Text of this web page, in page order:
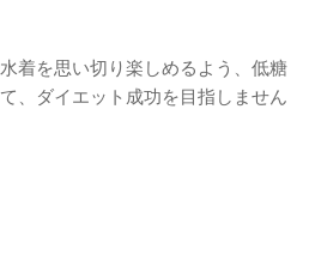
着を思い切り楽しめるよう、低糖
、ダイエット成功を目指しません